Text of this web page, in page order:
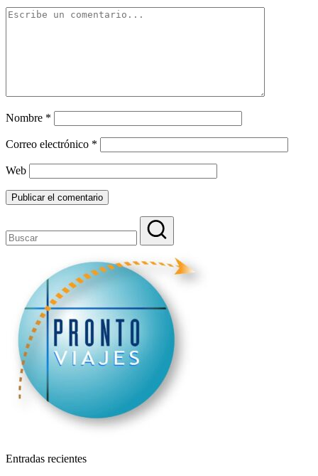
Nombre *
Correo electrónico *
Web
Entradas recientes